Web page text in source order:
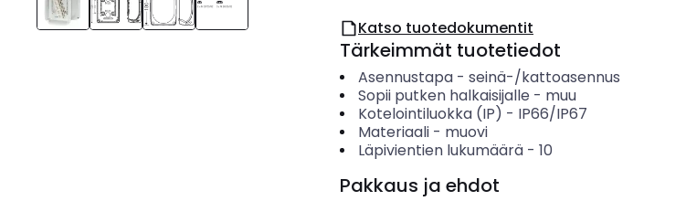
Katso tuotedokumentit
Tärkeimmät tuotetiedot
Asennustapa- seinä-/kattoasennus
Sopii putken halkaisijalle - muu
Kotelointiluokka (IP) - IP66/IP67
Materiaali- muovi
Läpivientien lukumäärä- 10
Pakkaus ja ehdot